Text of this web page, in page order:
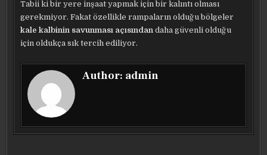
Tabii ki bir yere inşaat yapmak için bir kalıntı olması
gerekmiyor. Fakat özellikle rampaların olduğu bölgeler
kale kalbinin savunması açısından daha güvenli olduğu
için oldukça sık tercih ediliyor.
Author: admin